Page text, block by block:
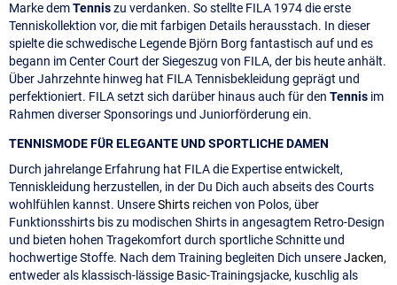
Marke demTenniszu verdanken. So stellte FILA 1974 die erste
Tenniskollektion vor, die mit farbigen Details herausstach. In dieser
spielte die schwedische Legende Björn Borg fantastisch auf und es
begann im Center Court der Siegeszug von FILA, der bis heute anhält.
Über Jahrzehnte hinweg hat FILA Tennisbekleidung geprägt und
perfektioniert. FILA setzt sich darüber hinaus auch für den Tennis im
Rahmen diverser Sponsorings und Juniorförderung ein.
TENNISMODE FÜR ELEGANTE UND SPORTLICHE DAMEN
Durch jahrelange Erfahrung hat FILA die Expertise entwickelt,
Tenniskleidung herzustellen, in der Du Dich auch abseits des Courts
wohlfühlen kannst. UnsereShirts reichen von Polos, über
Funktionsshirts bis zu modischen Shirts in angesagtem Retro-Design
und bieten hohen Tragekomfort durch sportliche Schnitte und
hochwertige Stoffe. Nach dem Training begleiten Dich unsereJacken,
entweder als klassisch-lässige Basic-Trainingsjacke, kuschlig als